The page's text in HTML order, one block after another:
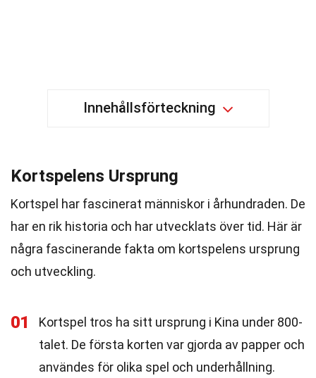
Innehållsförteckning
Kortspelens Ursprung
Kortspel har fascinerat människor i århundraden. De
har en rik historia och har utvecklats över tid. Här är
några fascinerande fakta om kortspelens ursprung
och utveckling.
01
Kortspel tros ha sitt ursprung i Kina under 800-
talet. De första korten var gjorda av papper och
användes för olika spel och underhållning.